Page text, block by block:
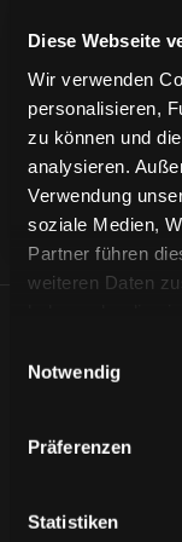
Diese Webseite
Wir verwenden
personalisieren,
zu können und
analysieren.
Verwendung
soziale Medien,
Partner führen
weiteren Daten
Notwendig
Präferenzen
Statistiken